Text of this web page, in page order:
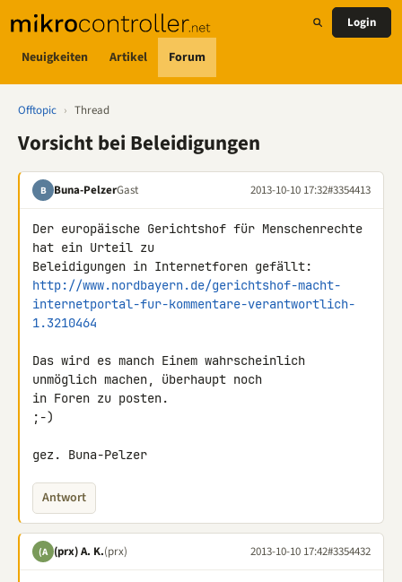
Neuigkeiten Artikel Forum
Login
Offtopic › Thread
Vorsicht bei Beleidigungen
B Buna-PelzerGast 2013-10-10 17:32#3354413
Der europäische Gerichtshof für Menschenrechte
hat ein Urteil zu
http://www.nordbayern.de/gerichtshof-macht-
internetportal-fur-kommentare-verantwortlich-
1.3210464
Das wird es manch Einem wahrscheinlich
unmöglich machen, überhaupt noch
in Foren zu posten.
;-)
gez. Buna-Pelzer
Antwort
(A (prx) A. K.(prx) 2013-10-10 17:42#3354432